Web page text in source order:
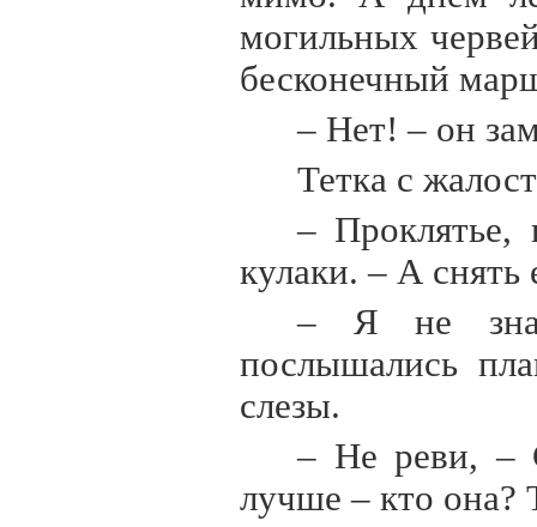
могильных
бесконечный
– Нет! – он
Тетка с
– Проклятье,
кулаки. – А снять
– Я не
послышались
слезы.
– Не реви, –
лучше – кто она?